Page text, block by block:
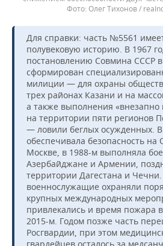
Олег Тихонов /
Для справки: часть №5561
полувековую историю. В 1967
постановлению Совмина СССР
сформирован
милиции — для охраны
трех районах Казани и на
а также выполнения «внезапно
на территории пяти регионов
— ловили беглых осужденных.
обеспечивала безопасность
Москве, в 1988-м выполняла
Азербайджане и Армении,
территории Дагестана и
военнослужащие охраняли
крупных международных
привлекались и время пожара
2015-м. Годом позже часть
Росгвардии, при этом